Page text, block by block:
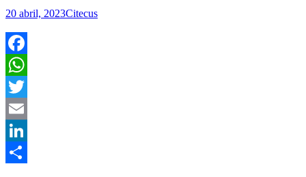
20 abril, 2023Citecus
Facebook
WhatsApp
Twitter
Email
LinkedIn